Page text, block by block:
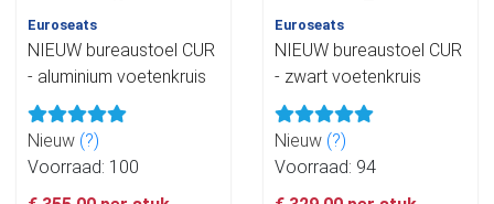
Euroseats
NIEUW bureaustoel CUR
- aluminium voetenkruis
Nieuw (?)
Voorraad: 100
Euroseats
NIEUW bureaustoel CUR
- zwart voetenkruis
Nieuw (?)
Voorraad: 94